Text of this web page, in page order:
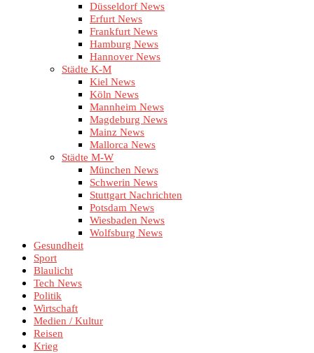
Düsseldorf News
Erfurt News
Frankfurt News
Hamburg News
Hannover News
Städte K-M
Kiel News
Köln News
Mannheim News
Magdeburg News
Mainz News
Mallorca News
Städte M-W
München News
Schwerin News
Stuttgart Nachrichten
Potsdam News
Wiesbaden News
Wolfsburg News
Gesundheit
Sport
Blaulicht
Tech News
Politik
Wirtschaft
Medien / Kultur
Reisen
Krieg